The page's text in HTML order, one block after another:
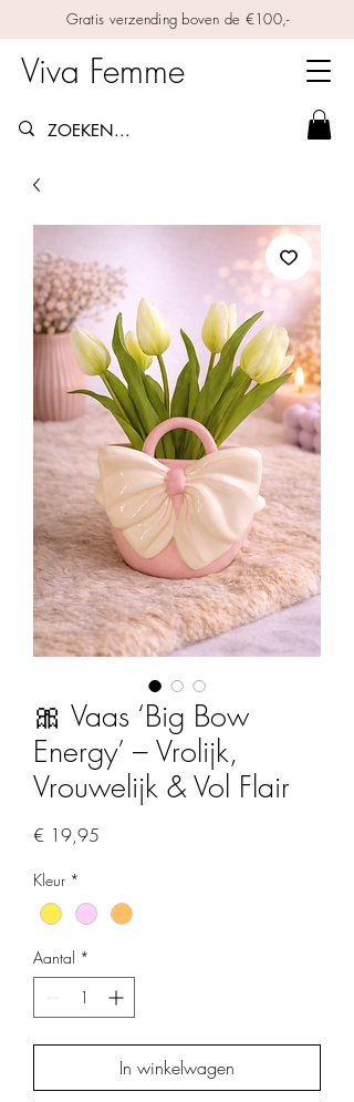
Gratis verzending boven de €100,-
Viva Femme
🎀 Vaas ‘Big Bow
Energy’ – Vrolijk,
Vrouwelijk & Vol Flair
€ 19,95
Kleur *
Aantal *
In winkelwagen